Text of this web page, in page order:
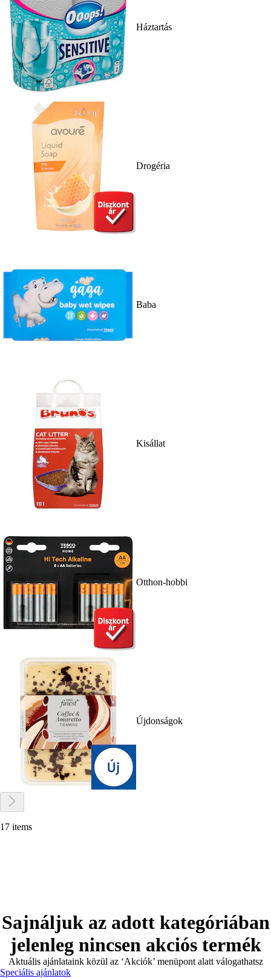
Háztartás
Drogéria
Baba
Kisállat
Otthon-hobbi
Újdonságok
17 items
Sajnáljuk az adott kategóriában
jelenleg nincsen akciós termék
Aktuális ajánlataink közül az ‘Akciók’ menüpont alatt válogathatsz
Speciális ajánlatok